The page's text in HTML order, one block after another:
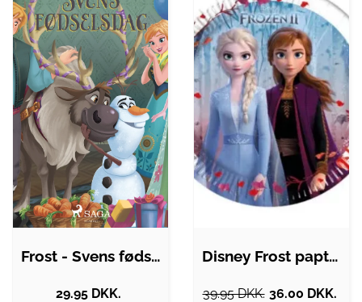
Frost - Svens fødselsdag
29.95 DKK.
Disney Frost paptallerkner - 8 stk.
39.95 DKK. 36.00 DKK.